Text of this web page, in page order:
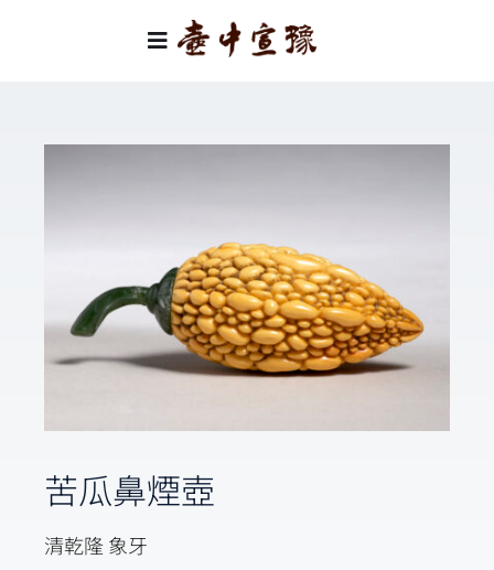
Toggle
關於我們
聯絡我們
苦瓜鼻煙壺
清乾隆 象牙